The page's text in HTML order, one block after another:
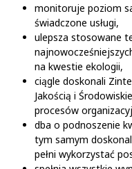
monitoruje poziom
świadczone usługi,
ulepsza stosowane
na kwestie ekologii,
ciągle doskonali
Jakością i
procesów
dba o podnoszenie
tym samym
pełni wykorzystać